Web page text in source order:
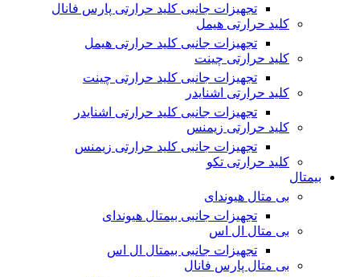
تجهیزات جانبی کلید حرارتی پارس فانال
کلید حرارتی هیمل
تجهیزات جانبی کلید حرارتی هیمل
کلید حرارتی چینت
تجهیزات جانبی کلید حرارتی چینت
کلید حرارتی اشنایدر
تجهیزات جانبی کلید حرارتی اشنایدر
کلید حرارتی زیمنس
تجهیزات جانبی کلید حرارتی زیمنس
کلید حرارتی تکو
بیمتال
بی متال هیوندای
تجهیزات جانبی بیمتال هیوندای
بی متال ال اس
تجهیزات جانبی بیمتال ال اس
بی متال پارس فانال